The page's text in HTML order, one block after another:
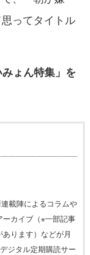
ってタイトル
ょん特集」を
載陣によるコラムや
カイブ（※一部記事
ります）などが月
ジタル定期購読サー